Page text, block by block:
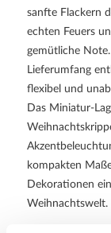
sanfte Flackern
echten Feuers
gemütliche
Lieferumfang
flexibel und
Das Miniatur-
kompakten
Dekorationen
Weihnachtswelt.